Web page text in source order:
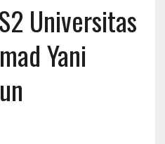
Universitas
Yani